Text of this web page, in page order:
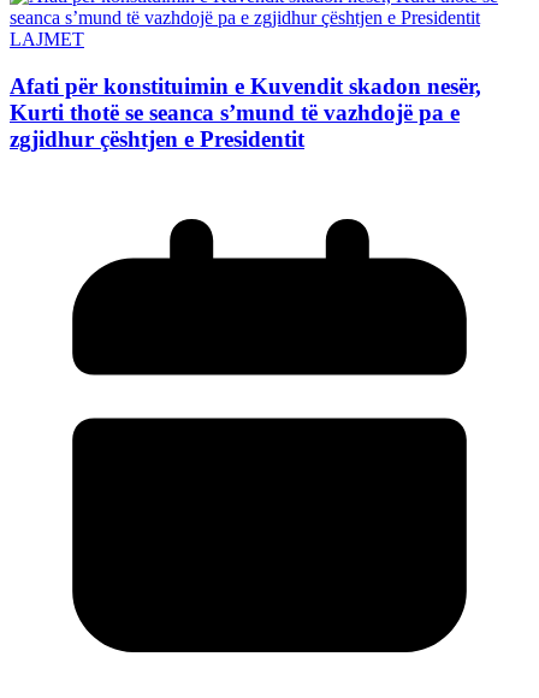
LAJMET
Afati për konstituimin e Kuvendit skadon nesër,
Kurti thotë se seanca s’mund të vazhdojë pa e
zgjidhur çështjen e Presidentit